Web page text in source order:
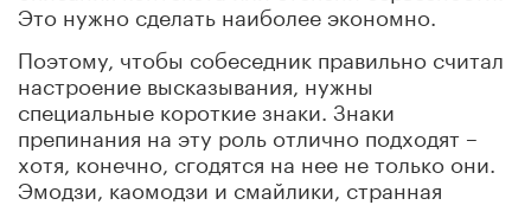
Это нужно сделать наиболее экономно.
Поэтому, чтобы собеседник правильно считал
настроение высказывания, нужны
специальные короткие знаки. Знаки
препинания на эту роль отлично подходят –
хотя, конечно, сгодятся на нее не только они.
Эмодзи, каомодзи и смайлики, странная